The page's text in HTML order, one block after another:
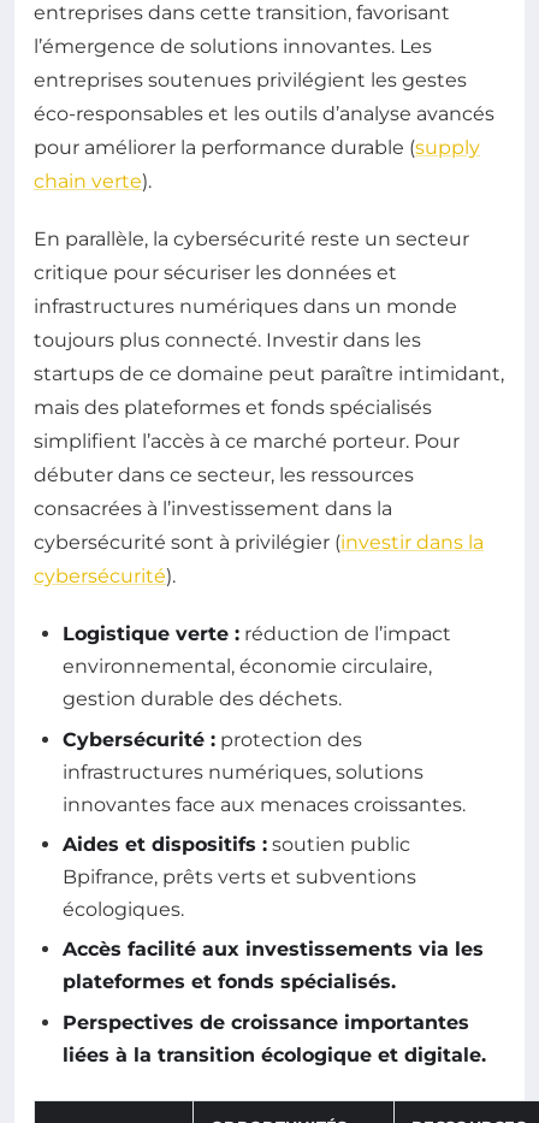
entreprises dans cette transition, favorisant
l’émergence de solutions innovantes. Les
entreprises soutenues privilégient les gestes
éco-responsables et les outils d’analyse avancés
pour améliorer la performance durable (supply
chain verte).
En parallèle, la cybersécurité reste un secteur
critique pour sécuriser les données et
infrastructures numériques dans un monde
toujours plus connecté. Investir dans les
startups de ce domaine peut paraître intimidant,
mais des plateformes et fonds spécialisés
simplifient l’accès à ce marché porteur. Pour
débuter dans ce secteur, les ressources
consacrées à l’investissement dans la
cybersécurité sont à privilégier (investir dans la
cybersécurité).
Logistique verte : réduction de l’impact
environnemental, économie circulaire,
gestion durable des déchets.
Cybersécurité : protection des
infrastructures numériques, solutions
innovantes face aux menaces croissantes.
Aides et dispositifs : soutien public
Bpifrance, prêts verts et subventions
écologiques.
Accès facilité aux investissements via les
plateformes et fonds spécialisés.
Perspectives de croissance importantes
liées à la transition écologique et digitale.